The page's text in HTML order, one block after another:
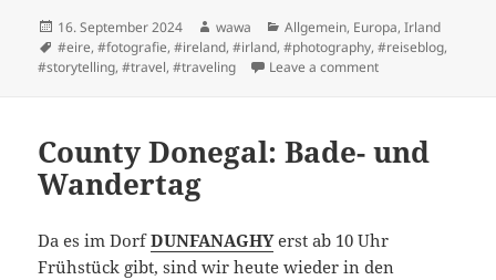
Posted
on
16. September 2024 Author
wawa Categories
Allgemein, Europa,Irland
Tags
#eire,#fotografie,#ireland,#irland,#photography,#reiseblog,
#storytelling,#travel,#traveling Leave a commenton County
County Donegal: Bade- und
Wandertag
Da es im DorfDUNFANAGHYerst ab 10 Uhr
Frühstück gibt, sind wir heute wieder in den